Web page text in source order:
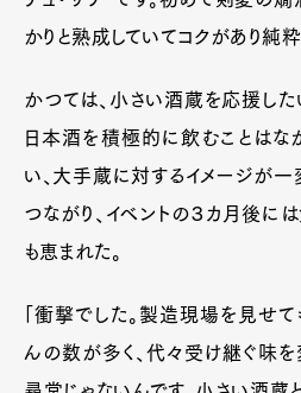
かりと熟成していてコクがあり純
かつては、小さい酒蔵を応援し
日本酒を積極的に飲むことはな
い、大手蔵に対するイメージが一
つながり、イベントの３カ月後に
も恵まれた。
「衝撃でした。製造現場を見せ
んの数が多く、代々受け継ぐ味